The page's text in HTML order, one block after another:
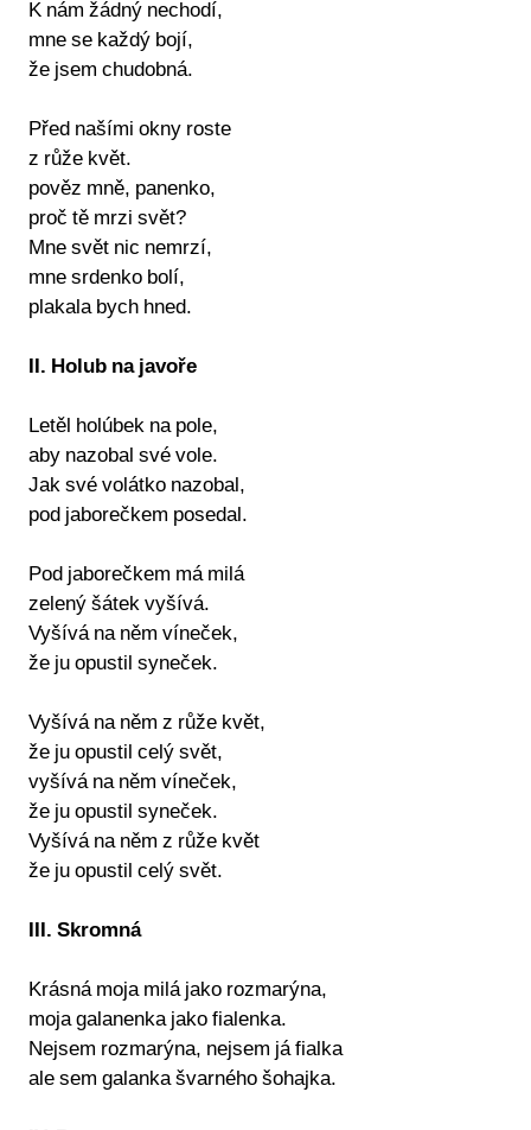
K nám žádný nechodí,
mne se každý bojí,
že jsem chudobná.
Před našími okny roste
z růže květ.
pověz mně, panenko,
proč tě mrzi svět?
Mne svět nic nemrzí,
mne srdenko bolí,
plakala bych hned.
II. Holub na javoře
Letěl holúbek na pole,
aby nazobal své vole.
Jak své volátko nazobal,
pod jaborečkem posedal.
Pod jaborečkem má milá
zelený šátek vyšívá.
Vyšívá na něm víneček,
že ju opustil syneček.
Vyšívá na něm z růže květ,
že ju opustil celý svět,
vyšívá na něm víneček,
že ju opustil syneček.
Vyšívá na něm z růže květ
že ju opustil celý svět.
III. Skromná
Krásná moja milá jako rozmarýna,
moja galanenka jako fialenka.
Nejsem rozmarýna, nejsem já fialka
ale sem galanka švarného šohajka.